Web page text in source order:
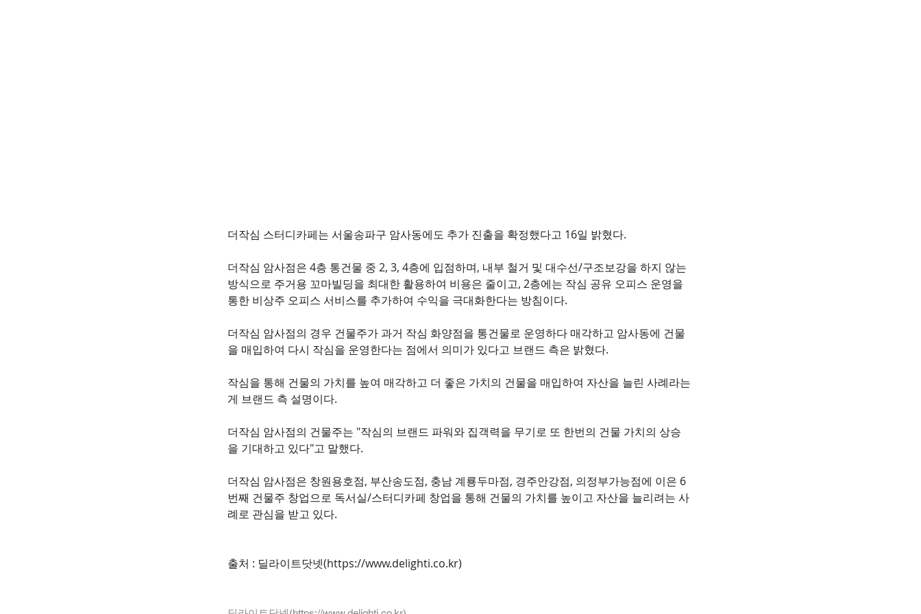
더작심 스터디카페는 서울송파구 암사동에도 추가 진출을 확정했다고 16일 밝혔다.
더작심 암사점은 4층 통건물 중 2, 3, 4층에 입점하며, 내부 철거 및 대수선/구조보강을 하지 않는
방식으로 주거용 꼬마빌딩을 최대한 활용하여 비용은 줄이고, 2층에는 작심 공유 오피스 운영을
통한 비상주 오피스 서비스를 추가하여 수익을 극대화한다는 방침이다.
더작심 암사점의 경우 건물주가 과거 작심 화양점을 통건물로 운영하다 매각하고 암사동에 건물
을 매입하여 다시 작심을 운영한다는 점에서 의미가 있다고 브랜드 측은 밝혔다.
작심을 통해 건물의 가치를 높여 매각하고 더 좋은 가치의 건물을 매입하여 자산을 늘린 사례라는
게 브랜드 측 설명이다.
더작심 암사점의 건물주는 "작심의 브랜드 파워와 집객력을 무기로 또 한번의 건물 가치의 상승
을 기대하고 있다"고 말했다.
더작심 암사점은 창원용호점, 부산송도점, 충남 계룡두마점, 경주안강점, 의정부가능점에 이은 6
번째 건물주 창업으로 독서실/스터디카페 창업을 통해 건물의 가치를 높이고 자산을 늘리려는 사
례로 관심을 받고 있다.
출처 : 딜라이트닷넷(https://www.delighti.co.kr)